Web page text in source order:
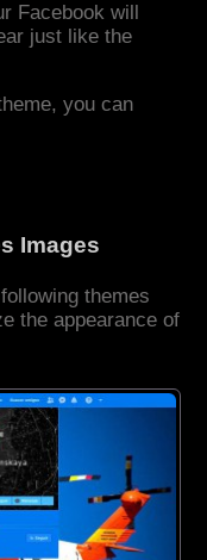
Facebook will
just like the
you can
Images
themes
the appearance of